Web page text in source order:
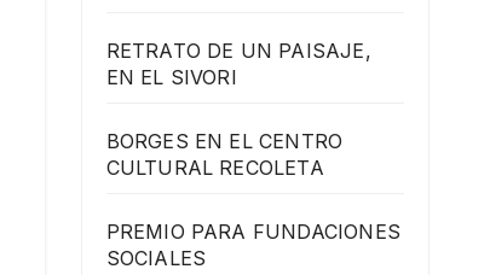
RETRATO DE UN PAISAJE,
EN EL SIVORI
BORGES EN EL CENTRO
CULTURAL RECOLETA
PREMIO PARA FUNDACIONES
SOCIALES